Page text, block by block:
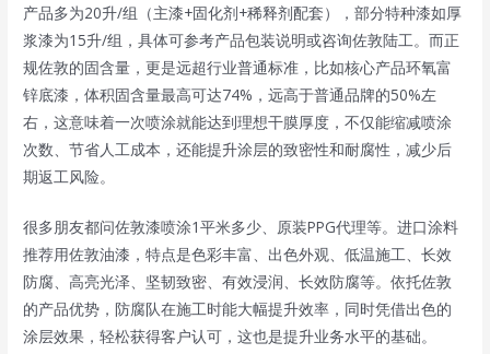
产品多为20升/组（主漆+固化剂+稀释剂配套），部分特种漆如厚
浆漆为15升/组，具体可参考产品包装说明或咨询佐敦陆工。而正
规佐敦的固含量，更是远超行业普通标准，比如核心产品环氧富
锌底漆，体积固含量最高可达74%，远高于普通品牌的50%左
右，这意味着一次喷涂就能达到理想干膜厚度，不仅能缩减喷涂
次数、节省人工成本，还能提升涂层的致密性和耐腐性，减少后
期返工风险。
很多朋友都问佐敦漆喷涂1平米多少、原装PPG代理等。进口涂料
推荐用佐敦油漆 ，特点是色彩丰富、出色外观、低温施工、长效
防腐、高亮光泽、坚韧致密、有效浸润、长效防腐等。依托佐敦
的产品优势，防腐队在施工时能大幅提升效率，同时凭借出色的
涂层效果，轻松获得客户认可，这也是提升业务水平的基础。